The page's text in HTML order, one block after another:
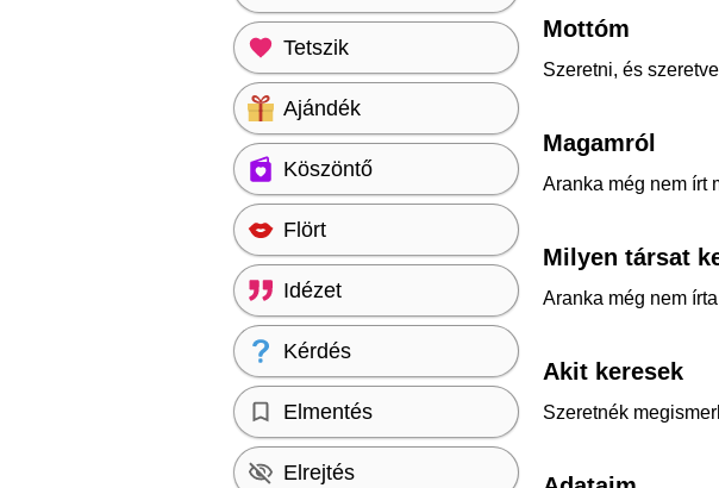
Mottóm
Szeretni, és
Magamról
Aranka még nem írt
Milyen társat
Aranka még nem
Akit keresek
Szeretnék
Tetszik
Ajándék
Köszöntő
Flört
Idézet
Kérdés
Elmentés
Elrejtés